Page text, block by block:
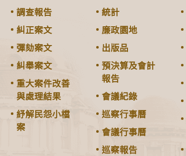
調查報告
糾正案文
彈劾案文
糾舉案文
重大案件改善
與處理結果
紓解民怨小檔
案
統計
廉政園地
出版品
預決算及會計
報告
會議紀錄
巡察行事曆
會議行事曆
巡察報告